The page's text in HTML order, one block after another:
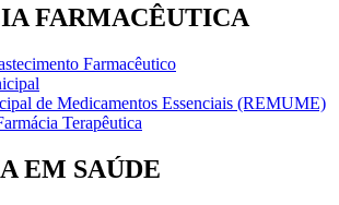
FARMACÊUTICA
Farmacêutico
de Medicamentos Essenciais (REMUME)
Terapêutica
EM SAÚDE